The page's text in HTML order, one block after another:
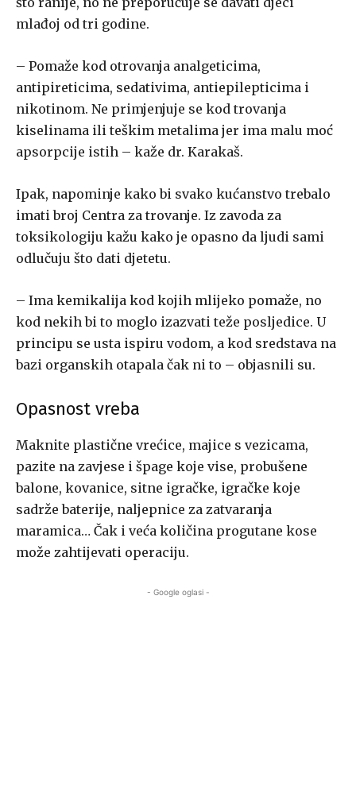
mlađoj od tri godine.
– Pomaže kod otrovanja analgeticima,
antipireticima, sedativima, antiepilepticima i
nikotinom. Ne primjenjuje se kod trovanja
kiselinama ili teškim metalima jer ima malu moć
apsorpcije istih – kaže dr. Karakaš.
Ipak, napominje kako bi svako kućanstvo trebalo
imati broj Centra za trovanje. Iz zavoda za
toksikologiju kažu kako je opasno da ljudi sami
odlučuju što dati djetetu.
– Ima kemikalija kod kojih mlijeko pomaže, no
kod nekih bi to moglo izazvati teže posljedice. U
principu se usta ispiru vodom, a kod sredstava na
bazi organskih otapala čak ni to – objasnili su.
Opasnost vreba
Maknite plastične vrećice, majice s vezicama,
pazite na zavjese i špage koje vise, probušene
balone, kovanice, sitne igračke, igračke koje
sadrže baterije, naljepnice za zatvaranja
maramica… Čak i veća količina progutane kose
može zahtijevati operaciju.
- Google oglasi -